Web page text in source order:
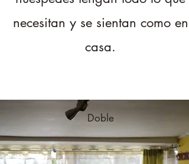
necesitan y se sientan como en
casa.
Doble